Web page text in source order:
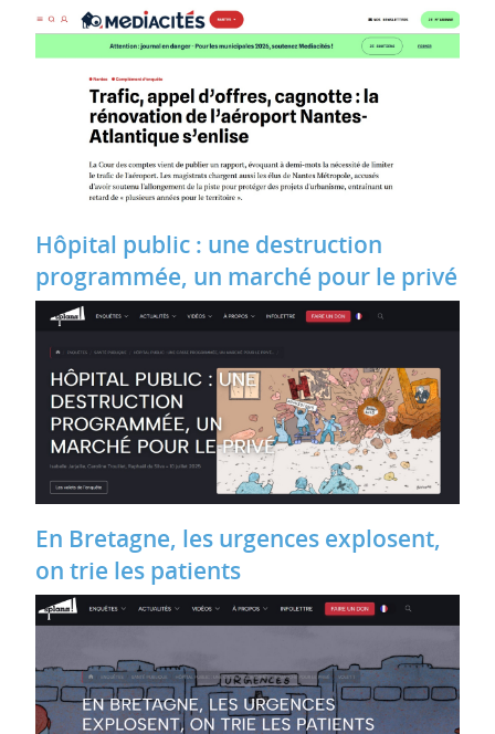
Hôpital public : une destruction
programmée, un marché pour le privé
En Bretagne, les urgences explosent,
on trie les patients